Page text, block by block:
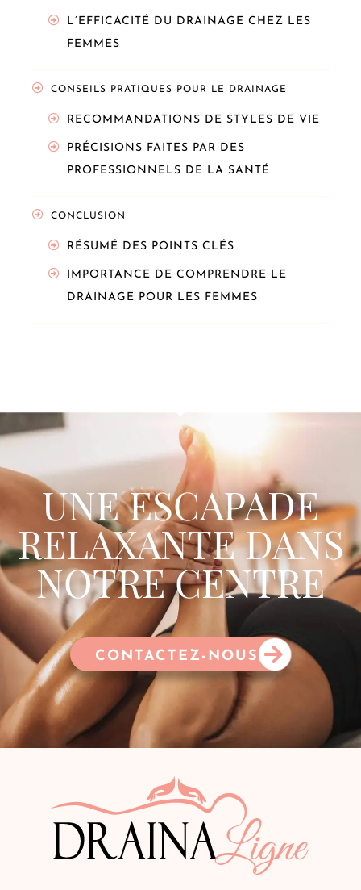
L’EFFICACITÉ DU DRAINAGE CHEZ LES
FEMMES
CONSEILS PRATIQUES POUR LE DRAINAGE
RECOMMANDATIONS DE STYLES DE VIE
PRÉCISIONS FAITES PAR DES
PROFESSIONNELS DE LA SANTÉ
CONCLUSION
RÉSUMÉ DES POINTS CLÉS
IMPORTANCE DE COMPRENDRE LE
DRAINAGE POUR LES FEMMES
UNE ESCAPADE
RELAXANTE DANS
NOTRE CENTRE
CONTACTEZ-NOUS